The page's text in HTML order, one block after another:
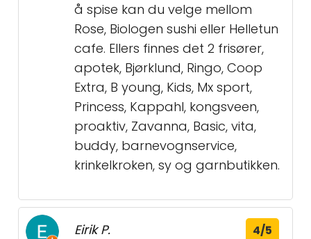
å spise kan du velge mellom
Rose, Biologen sushi eller Helletun
cafe. Ellers finnes det 2 frisører,
apotek, Bjørklund, Ringo, Coop
Extra, B young, Kids, Mx sport,
Princess, Kappahl, kongsveen,
proaktiv, Zavanna, Basic, vita,
buddy, barnevognservice,
krinkelkroken, sy og garnbutikken.
Eirik P. 4/5